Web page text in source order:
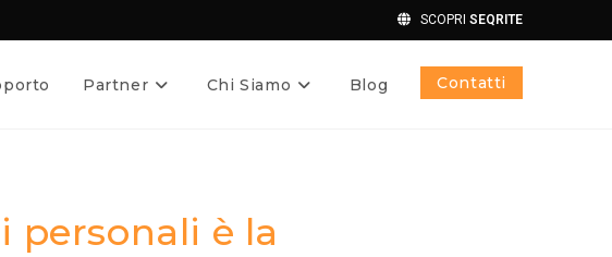
SCOPRI SEQRITE
Partner Chi Siamo Blog Contatti
personali è la